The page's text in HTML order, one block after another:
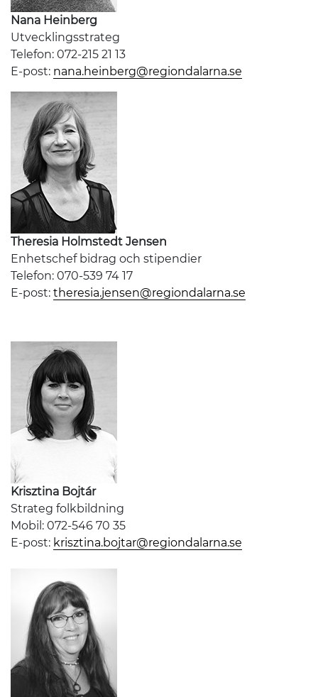
Nana Heinberg
Utvecklingsstrateg
Telefon: 072-215 21 13
E-post: nana.heinberg@regiondalarna.se
Theresia Holmstedt Jensen
Enhetschef bidrag och stipendier
Telefon: 070-539 74 17
E-post: theresia.jensen@regiondalarna.se
Krisztina Bojtár
Strateg folkbildning
Mobil: 072-546 70 35
E-post: krisztina.bojtar@regiondalarna.se